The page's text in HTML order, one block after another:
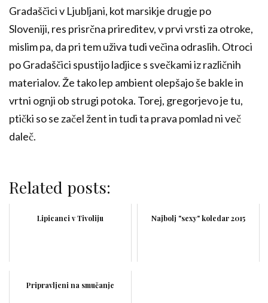
Gradaščici v Ljubljani, kot marsikje drugje po
Sloveniji, res prisrčna prireditev, v prvi vrsti za otroke,
mislim pa, da pri tem uživa tudi večina odraslih. Otroci
po Gradaščici spustijo ladjice s svečkami iz različnih
materialov. Že tako lep ambient olepšajo še bakle in
vrtni ognji ob strugi potoka. Torej, gregorjevo je tu,
ptički so se začel žent in tudi ta prava pomlad ni več
daleč.
Related posts:
Lipicanci v Tivoliju Najbolj "sexy" koledar 2015
Pripravljeni na smučanje